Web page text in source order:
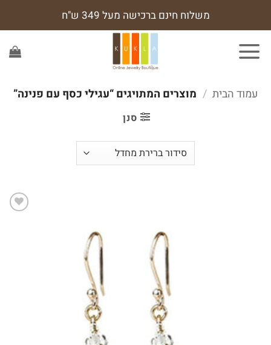
משלוח חינם ברכישה מעל 349 ש"ח
עמוד הבית / מוצרים המתויגים “עגילי כסף עם פנינה”
סנן